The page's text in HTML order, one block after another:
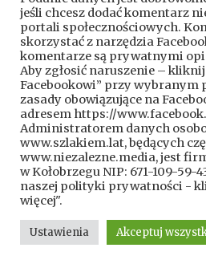
też przygody naszych przyjaciół.
się w bagnach, kopiemy z
przez bunkry i tunele, błądzimy
próbujemy ustalić, kto wpadł na
czegoś dokładnie pośrodku
A wszystko po to, żeby pokazać,
nudnym rozdziałem z
Czasem brudna, czasem
wzruszająca, a czasem poważna.
Kontakt do nas:
Znajdziesz nas także:
jeśli chcesz dodać komentarz
portali społecznościowych.
skorzystać z narzędzia
komentarze są prywatnymi
Aby zgłosić naruszenie – kliknij
Facebookowi” przy wybranym
zasady obowiązujące na
adresem https://
Administratorem danych
www.szlakiem.lat, będących
www.niezalezne.media, jest
w Kołobrzegu NIP: 671-109-59-
naszej polityki prywatności -
więcej".
Ustawienia Akceptuj